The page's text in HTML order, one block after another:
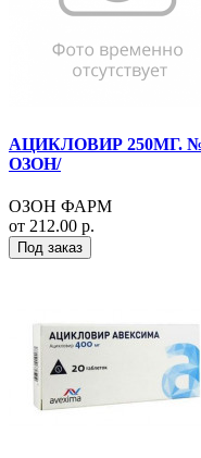
АЦИКЛОВИР 250МГ.
ОЗОН/
ОЗОН ФАРМ
от 212.00 р.
Под заказ